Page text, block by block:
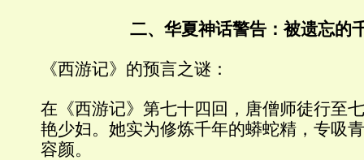
二、华夏神话警告：被遗忘的
《西游记》 的预言之谜：
在《西游记》第七十四回，唐僧师徒行至
艳少妇。她实为修炼千年的蟒蛇精，专吸
容颜。